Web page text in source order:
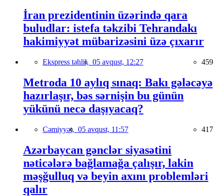
İran prezidentinin üzərində qara
buludlar: istefa təkzibi Tehrandakı
hakimiyyət mübarizəsini üzə çıxarır
Ekspress təhlil, 05 avqust, 12:27 459
Metroda 10 aylıq sınaq: Bakı gələcəyə
hazırlaşır, bəs sərnişin bu günün
yükünü necə daşıyacaq?
Cəmiyyət, 05 avqust, 11:57 417
Azərbaycan gənclər siyasətini
nəticələrə bağlamağa çalışır, lakin
məşğulluq və beyin axını problemləri
qalır